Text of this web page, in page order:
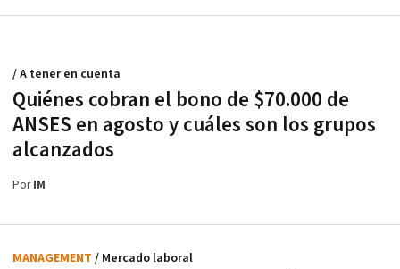
Quiénes cobran el bono de $70.000 de
ANSES en agosto y cuáles son los grupos
alcanzados
/ A tener en cuenta
PorIM
MANAGEMENT / Mercado laboral